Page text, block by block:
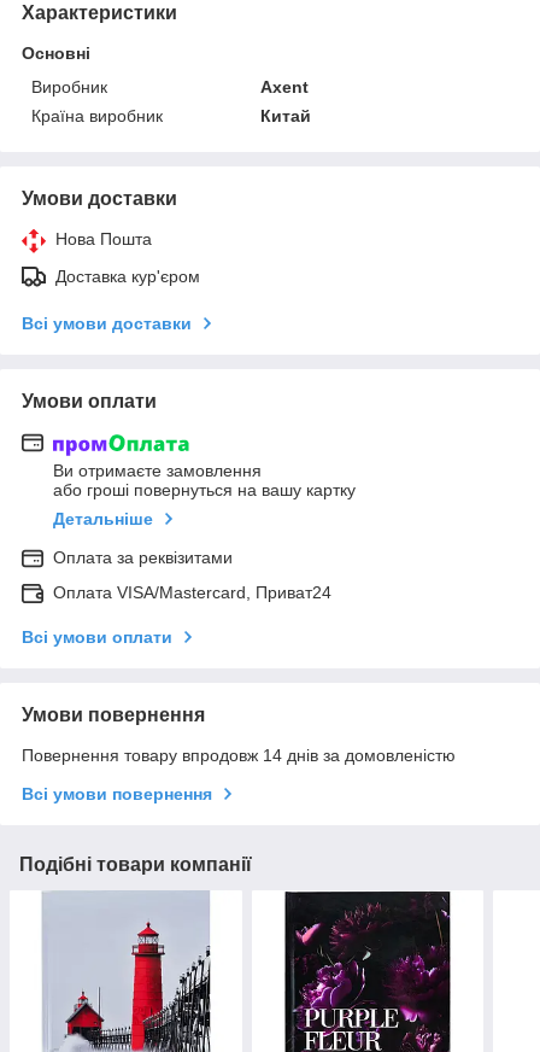
Характеристики
Основні
Виробник
Axent
Країна виробник
Китай
Умови доставки
Нова Пошта
Доставка кур'єром
Всі умови доставки
Умови оплати
Ви отримаєте замовлення
або гроші повернуться на вашу картку
Детальніше
Оплата за реквізитами
Оплата VISA/Mastercard, Приват24
Всі умови оплати
Умови повернення
Повернення товару впродовж 14 днів за домовленістю
Всі умови повернення
Подібні товари компанії